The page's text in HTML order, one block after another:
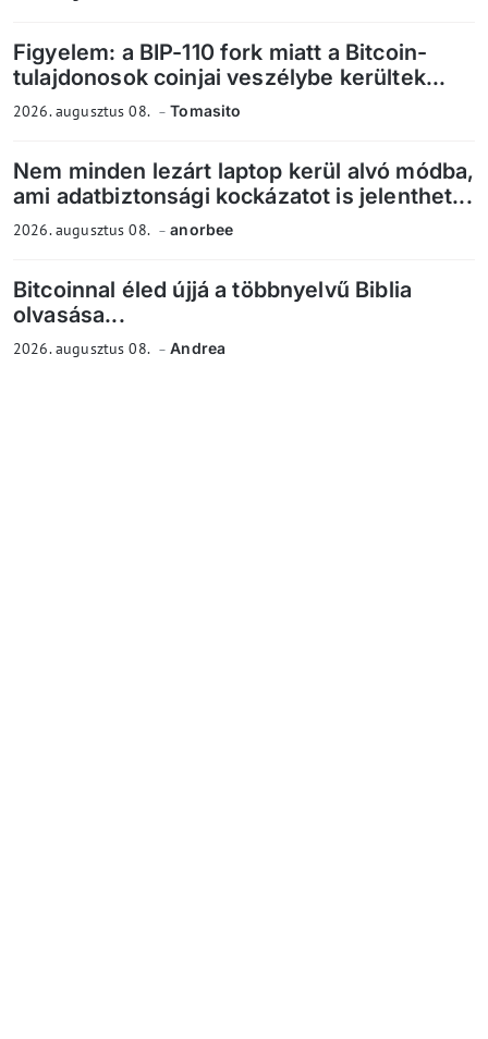
Figyelem: a BIP-110 fork miatt a Bitcoin-
tulajdonosok coinjai veszélybe kerültek...
2026. augusztus 08. Tomasito
Nem minden lezárt laptop kerül alvó módba,
ami adatbiztonsági kockázatot is jelenthet...
2026. augusztus 08. anorbee
Bitcoinnal éled újjá a többnyelvű Biblia
olvasása...
2026. augusztus 08. Andrea